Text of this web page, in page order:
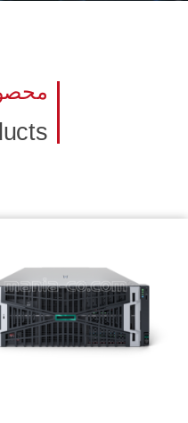
پاسخگویی و
همچنین امید است این